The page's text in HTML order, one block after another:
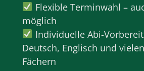
Flexible Terminwahl –
möglich
Individuelle Abi-
Deutsch, Englisch und
Fächern